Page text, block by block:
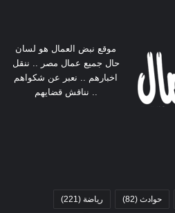
موقع نبض العمال هو لسان
حال جميع عمال مصر .. ننقل
اخبارهم .. نعبر عن شكواهم
.. نناقش قضايهم
حوادث (82) رياضة (221)